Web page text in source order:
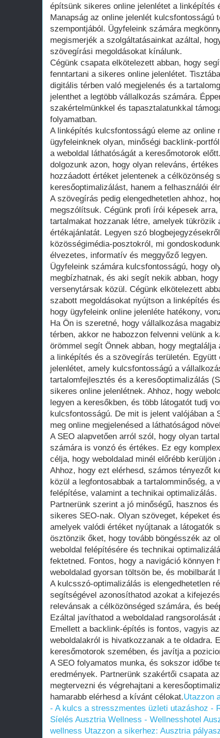
építsünk sikeres online jelenlétet a linképítés
Manapság az online jelenlét kulcsfontosságú
szempontjából. Ügyfeleink számára
megismerjék a szolgáltatásainkat azáltal,
szövegírási megoldásokat kínálunk.
Cégünk csapata elkötelezett abban, hogy
fenntartani a sikeres online jelenlétet.
digitális térben való megjelenés és a
jelenthet a legtöbb vállalkozás számára.
szakértelmünkkel és tapasztalatunkkal
folyamatban.
A linképítés kulcsfontosságú eleme az online
ügyfeleinknek olyan, minőségi backlink-
a weboldal láthatóságát a keresőmotorok
dolgozunk azon, hogy olyan releváns,
hozzáadott értéket jelentenek a célközönség
keresőoptimalizálást, hanem a felhasználói
A szövegírás pedig elengedhetetlen ahhoz,
megszólítsuk. Cégünk profi írói képesek
tartalmakat hozzanak létre, amelyek tükrözik
értékajánlatát. Legyen szó
közösségimédia-posztokról, mi
élvezetes, informatív és meggyőző legyen.
Ügyfeleink számára kulcsfontosságú, hogy
megbízhatnak, és aki segít nekik abban,
versenytársak közül. Cégünk elkötelezett
szabott megoldásokat nyújtson a linképítés
hogy ügyfeleink online jelenléte hatékony,
Ha Ön is szeretné, hogy vállalkozása
térben, akkor ne habozzon felvenni velünk a
örömmel segít Önnek abban, hogy megtalálja
a linképítés és a szövegírás területén.
jelenlétet, amely kulcsfontosságú a
tartalomfejlesztés és a keresőoptimalizálás
sikeres online jelenlétnek. Ahhoz, hogy
legyen a keresőkben, és több látogatót tudj
kulcsfontosságú. De mit is jelent valójában a
meg online megjelenésed a láthatóságod
A SEO alapvetően arról szól, hogy olyan
számára is vonzó és értékes. Ez egy
célja, hogy weboldalad minél előrébb
Ahhoz, hogy ezt elérhesd, számos tényezőt
közül a legfontosabbak a tartalomminőség, a
felépítése, valamint a technikai optimalizálás.
Partnerünk szerint a jó minőségű, hasznos
sikeres SEO-nak. Olyan szöveget, képeket
amelyek valódi értéket nyújtanak a látogatók
ösztönzik őket, hogy tovább böngésszék az
weboldal felépítésére és technikai
fektetned. Fontos, hogy a navigáció könnyen
weboldalad gyorsan töltsön be, és mobilbarát
A kulcsszó-optimalizálás is elengedhetetlen
segítségével azonosíthatod azokat a
relevánsak a célközönséged számára, és
Ezáltal javíthatod a weboldalad
Emellett a backlink-építés is fontos, vagyis
weboldalakról is hivatkozzanak a te oldadra.
keresőmotorok szemében, és javítja a
A SEO folyamatos munka, és sokszor időbe
eredmények. Partnerünk szakértői csapata
megtervezni és végrehajtani a
hamarabb elérhesd a kívánt célokat.Utazzon
- A kulcs a stresszmentes üzleti utazáshoz -
Síelés Ausztria Wellness - Wellnesshotel
wellness Utazzon a sikerhez: Ausztria